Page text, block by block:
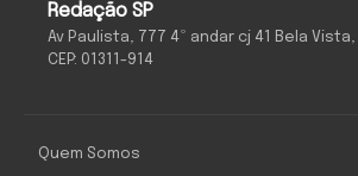
Redação SP
Av Paulista, 777 4º andar cj 41 Bela
CEP: 01311-914
Quem Somos